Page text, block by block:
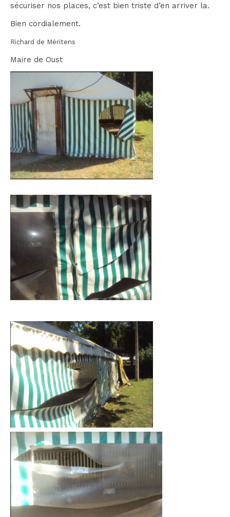
sécuriser nos places, c’est bien triste d’en arriver la.
Bien cordialement.
Richard de Méritens
Maire de Oust